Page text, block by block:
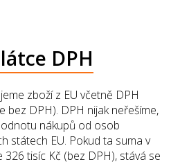
DPH
zboží z EU včetně DPH
bez DPH). DPH nijak neřešíme,
nákupů od osob
státech EU. Pokud ta suma v
tisíc Kč (bez DPH), stává se